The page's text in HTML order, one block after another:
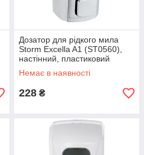
Дозатор для рідкого мила
Storm Excella A1 (ST0560),
настінний, пластиковий
корпус, хром, Китай
Немає в наявності
228 ₴